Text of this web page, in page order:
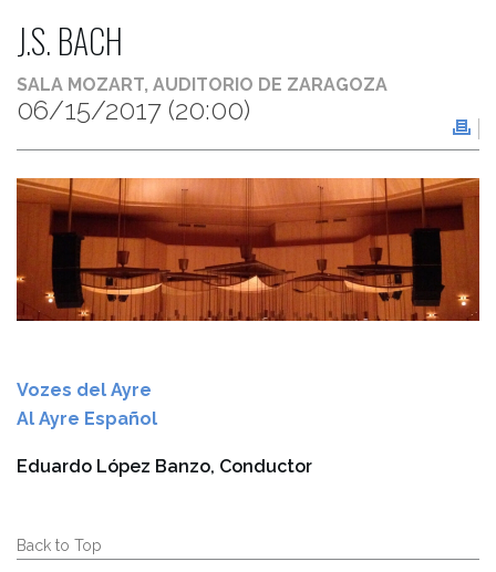
J.S. BACH
SALA MOZART, AUDITORIO DE ZARAGOZA
06/15/2017 (20:00)
Vozes del Ayre
Al Ayre Español
Eduardo López Banzo, Conductor
Back to Top